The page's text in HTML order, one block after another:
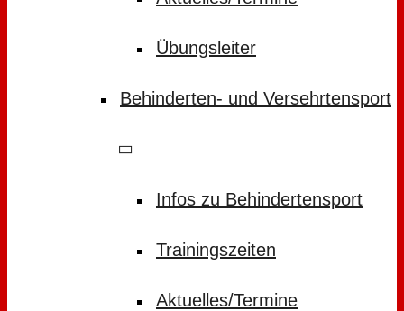
Übungsleiter
Behinderten- und Versehrtensport
Infos zu Behindertensport
Trainingszeiten
Aktuelles/Termine